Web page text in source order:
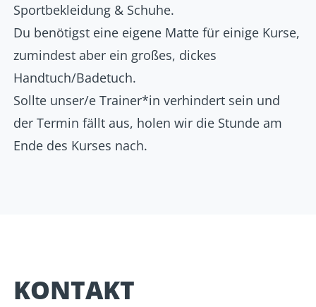
Sportbekleidung & Schuhe.
Du benötigst eine eigene Matte für einige Kurse,
zumindest aber ein großes, dickes
Handtuch/Badetuch.
Sollte unser/e Trainer*in verhindert sein und
der Termin fällt aus, holen wir die Stunde am
Ende des Kurses nach.
KONTAKT​